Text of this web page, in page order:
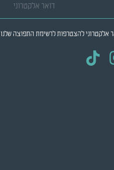
אלקטרוני להצטרפות לרשימת התפוצה שלנו